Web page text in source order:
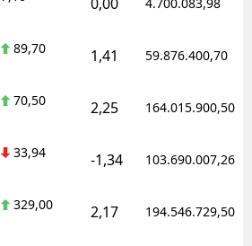
89,70 1,41 59.876.400,70
70,50 2,25 164.015.900,50
33,94 -1,34 103.690.007,26
329,00 2,17 194.546.729,50